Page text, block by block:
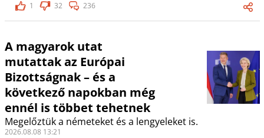
1
32 236
A magyarok utat
mutattak az Európai
Bizottságnak – és a
következő napokban még
ennél is többet tehetnek
Megelőztük a németeket és a lengyeleket is.
2026.08.08 13:21